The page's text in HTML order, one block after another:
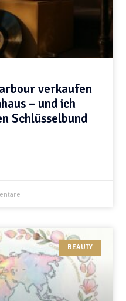
verkaufen
– und ich
Schlüsselbund
BEAUTY